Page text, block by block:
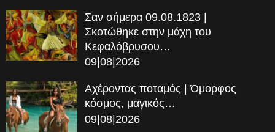
Σαν σήμερα 09.08.1823 |
Σκοτώθηκε στην μάχη του
Κεφαλόβρυσου…
09|08|2026
Αχέροντας ποταμός | Όμορφος
κόσμος, μαγικός…
09|08|2026